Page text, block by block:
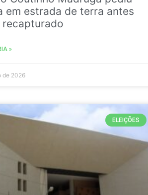
em estrada de terra antes
recapturado
»
de 2026
ELEIÇÕES